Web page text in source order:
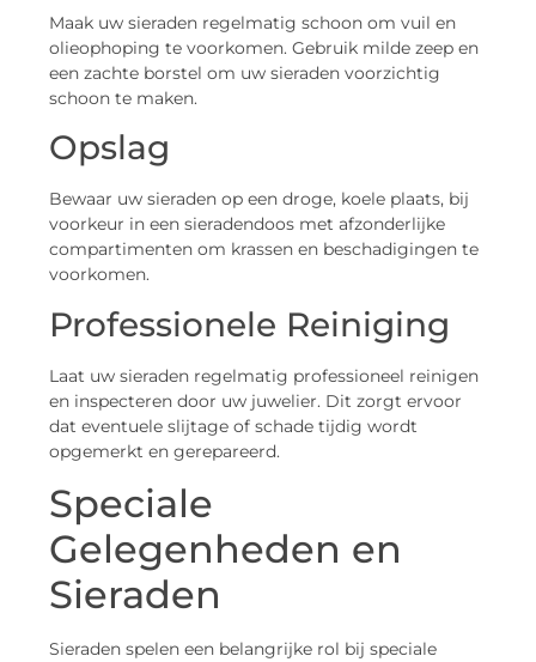
Maak uw sieraden regelmatig schoon om vuil en
olieophoping te voorkomen. Gebruik milde zeep en
een zachte borstel om uw sieraden voorzichtig
schoon te maken.
Opslag
Bewaar uw sieraden op een droge, koele plaats, bij
voorkeur in een sieradendoos met afzonderlijke
compartimenten om krassen en beschadigingen te
voorkomen.
Professionele Reiniging
Laat uw sieraden regelmatig professioneel reinigen
en inspecteren door uw juwelier. Dit zorgt ervoor
dat eventuele slijtage of schade tijdig wordt
opgemerkt en gerepareerd.
Speciale
Gelegenheden en
Sieraden
Sieraden spelen een belangrijke rol bij speciale